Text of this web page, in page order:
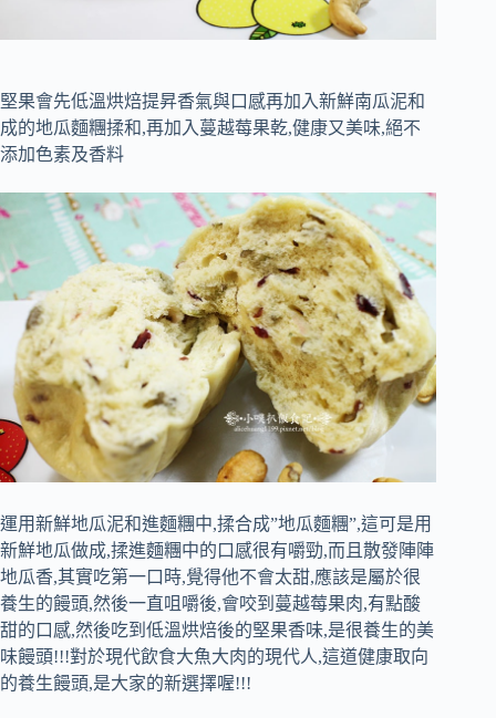
堅果會先低溫烘焙提昇香氣與口感再加入新鮮南瓜泥和
成的地瓜麵糰揉和,再加入蔓越莓果乾,健康又美味,絕不
添加色素及香料
運用新鮮地瓜泥和進麵糰中,揉合成”地瓜麵糰”,這可是用
新鮮地瓜做成,揉進麵糰中的口感很有嚼勁,而且散發陣陣
地瓜香,其實吃第一口時,覺得他不會太甜,應該是屬於很
養生的饅頭,然後一直咀嚼後,會咬到蔓越莓果肉,有點酸
甜的口感,然後吃到低溫烘焙後的堅果香味,是很養生的美
味饅頭!!!對於現代飲食大魚大肉的現代人,這道健康取向
的養生饅頭,是大家的新選擇喔!!!